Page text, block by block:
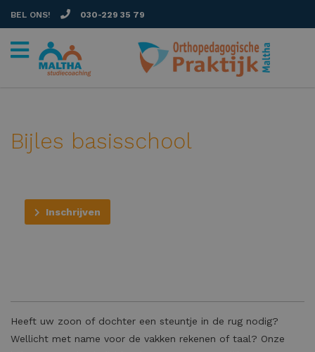
BEL ONS! 030-229 35 79
Bijles basisschool
Inschrijven
Heeft uw zoon of dochter een steuntje in de rug nodig?
Wellicht met name voor de vakken rekenen of taal? Onze